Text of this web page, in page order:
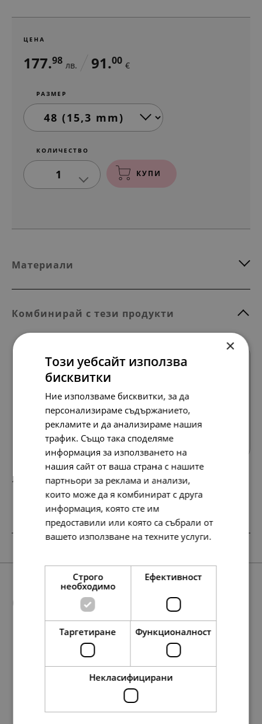
ЦЕНА
177.98 лв. 91.00 €
РАЗМЕР
КОЛИЧЕСТВО
1 КУПИ
Материали
Комбинирай с тези продукти
Всички продукти
168. 86.00 €
138.86 лв. 71.00 €
лв. 71.00 €
SALE
107.00 € 65.
лв. 86.00 € 174.07 лв. 89.00 €
138.86 лв. 71.00 €
лв. 111.00 € 193.63 лв. 99.00 €
Още предложения
×
Този уебсайт използва
бисквитки
Ние използваме бисквитки, за да
персонализираме съдържанието,
рекламите и да анализираме нашия
трафик. Също така споделяме
информация за използването на
нашия сайт от ваша страна с нашите
партньори за реклама и анализи,
които може да я комбинират с друга
информация, която сте им
предоставили или която са събрали от
вашето използване на техните услуги.
Строго
необходимо
Ефективност
Таргетиране Функционалност
Некласифицирани